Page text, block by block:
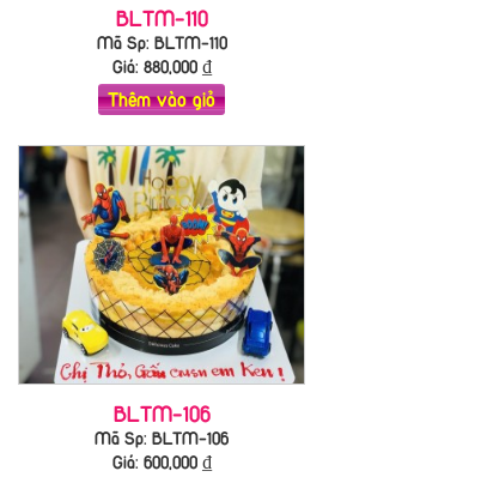
BLTM-110
Mã Sp: BLTM-110
Giá: 880,000₫
Thêm vào giỏ
BLTM-106
Mã Sp: BLTM-106
Giá: 600,000₫